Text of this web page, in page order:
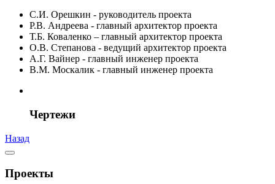
С.И. Орешкин - руководитель проекта
Р.В. Андреева - главный архитектор проекта
Т.Б. Коваленко – главный архитектор проекта
О.В. Степанова - ведущий архитектор проекта
А.Г. Вайнер - главный инженер проекта
В.М. Москалик - главный инженер проекта
Чертежи
Назад
Проекты